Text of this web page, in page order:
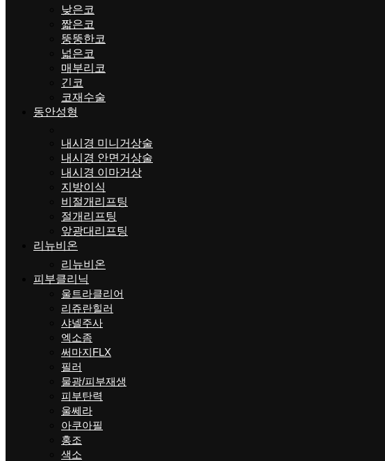
낮은코
짧은코
뚱뚱한코
넓은코
매부리코
긴코
코재수술
동안성형
내시경 미니거상술
내시경 안면거상술
내시경 이마거상
지방이식
비절개리프팅
절개리프팅
앞광대리프팅
리뉴비온
리뉴비온
피부클리닉
울트라클리어
리쥬란힐러
샤넬주사
엑소좀
써마지FLX
필러
물광/피부재생
피부탄력
울쎄라
아쿠아필
홍조
색소